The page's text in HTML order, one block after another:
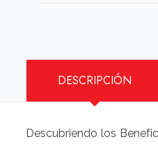
DESCRIPCIÓN
Descubriendo los